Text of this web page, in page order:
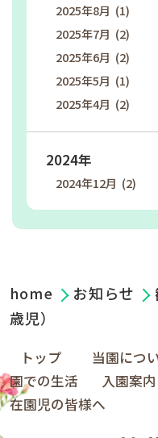
2025年8月 (1)
2025年7月 (2)
2025年6月 (2)
2025年5月 (1)
2025年4月 (2)
2024年
2024年12月 (2)
home お知らせ
歳児）
トップ 当園につ
園での生活
入園案内
在園児の皆様へ